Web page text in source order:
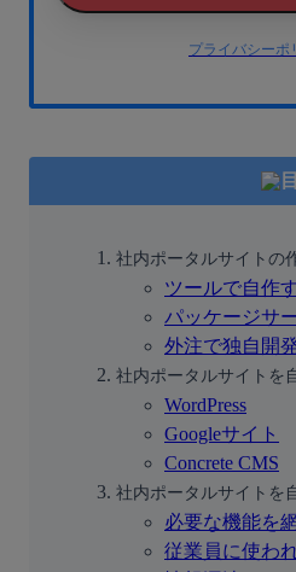
プライバシーポ
社内ポータルサイトの
ツールで自作
パッケージサ
外注で独自開
社内ポータルサイトを
WordPress
Googleサイト
Concrete CMS
社内ポータルサイトを
必要な機能を
従業員に使わ